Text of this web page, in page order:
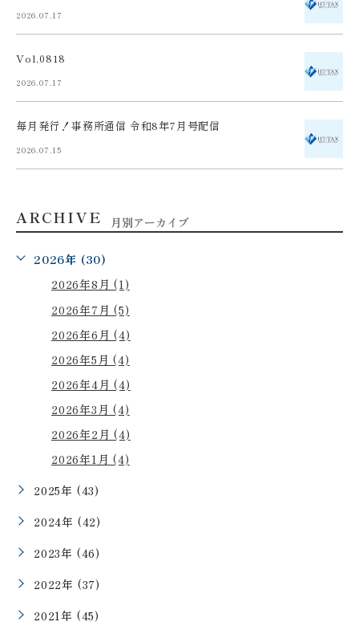
2026.07.17
Vol.0818
2026.07.17
毎月発行！事務所通信 令和8年7月号配信
2026.07.15
ARCHIVE 月別アーカイブ
2026年 (30)
2026年8月 (1)
2026年7月 (5)
2026年6月 (4)
2026年5月 (4)
2026年4月 (4)
2026年3月 (4)
2026年2月 (4)
2026年1月 (4)
2025年 (43)
2024年 (42)
2023年 (46)
2022年 (37)
2021年 (45)